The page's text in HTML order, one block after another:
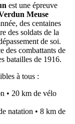
est une épreuve
Meuse
des centaines
des soldats de la
de soi.
des combattants de
batailles de 1916.
à tous :
• 20 km de vélo
natation • 8 km de